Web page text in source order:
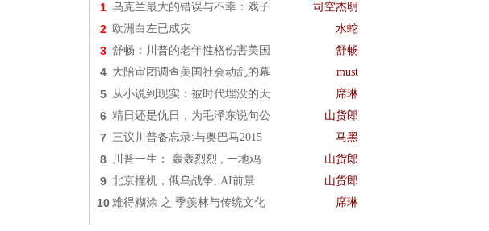
1 乌克兰最大的错误与不幸：戏子 司空杰明
2 欧洲白左已成灾 水蛇
3 舒畅：川普的老年性格伤害美国 舒畅
4 大陪审团调查美国社会动乱的幕 must
5 从小说到现实：被时代埋没的天 席琳
6 精日还是仇日，为毛泽东说句公 山货郎
7 三议川普备忘录:与奥巴马2015 马黑
8 川普一生： 轰轰烈烈 , 一地鸡 山货郎
9 北京撞机，俄乌战争, AI前景 山货郎
10 难得糊涂 之 季羡林与传统文化 席琳